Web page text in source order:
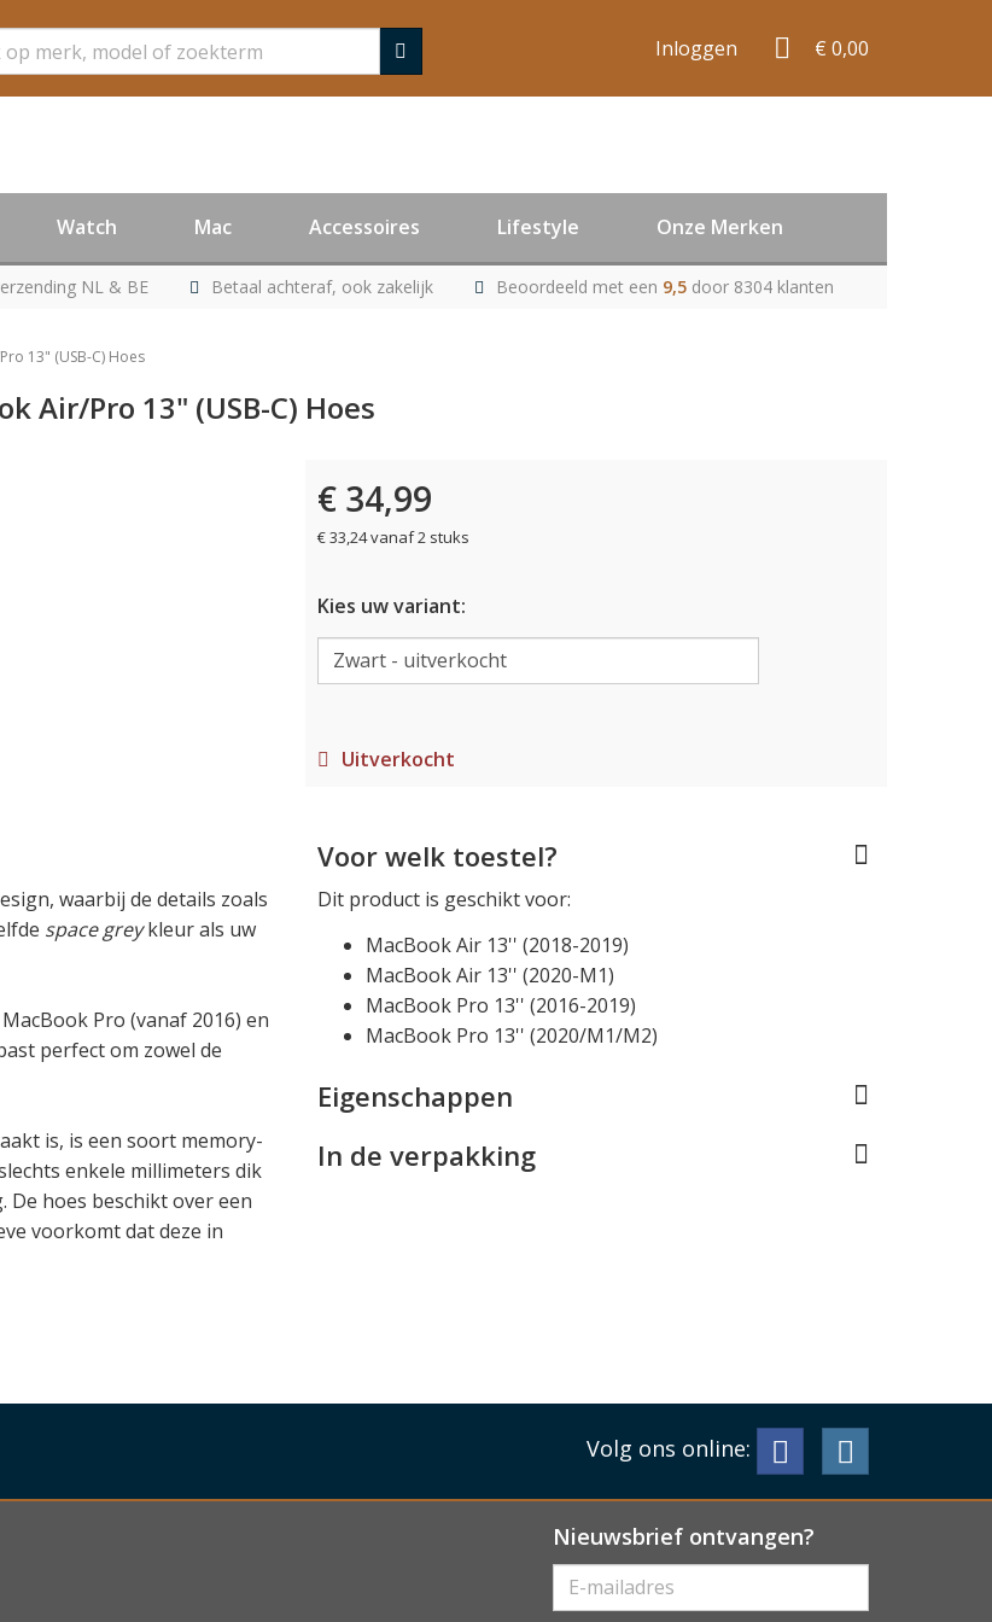
Inloggen € 0,00
Watch Mac Accessoires Lifestyle Onze Merken
NL & BE Betaal achteraf, ook zakelijk Beoordeeld met een 9,5 door 8304 klanten
13" (USB-C) Hoes
Air/Pro 13" (USB-C) Hoes
€ 34,99
€ 33,24 vanaf 2 stuks
Kies uw variant:
Uitverkocht
waarbij de details zoals
space greykleur als uw
Pro (vanaf 2016) en
perfect om zowel de
is, is een soort memory-
enkele millimeters dik
De hoes beschikt over een
voorkomt dat deze in
Voor welk toestel?
Dit product is geschikt voor:
MacBook Air 13'' (2018-2019)
MacBook Air 13'' (2020-M1)
MacBook Pro 13'' (2016-2019)
MacBook Pro 13'' (2020/M1/M2)
Eigenschappen
In de verpakking
Volg ons online:
Nieuwsbrief ontvangen?